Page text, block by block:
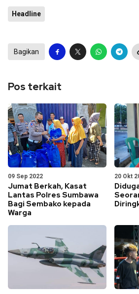
Headline
Bagikan
Pos terkait
09 Sep 2022
Jumat Berkah, Kasat
Lantas Polres Sumbawa
Bagi Sembako kepada
Warga
20 Okt